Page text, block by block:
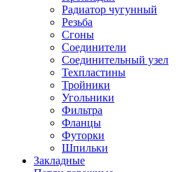
Радиатор чугунный
Резьба
Сгоны
Соединители
Соединительный узел
Техпластины
Тройники
Угольники
Фильтра
Фланцы
Футорки
Шпильки
Закладные